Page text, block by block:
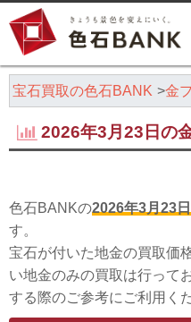
宝石買取の色石BANK 金
2026年3月23日の
色石BANKの2026年3月23
す。
宝石が付いた地金の買取価
い地金のみの買取は行って
する際のご参考にご利用く